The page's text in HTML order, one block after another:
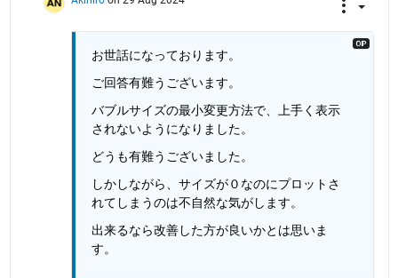
お世話になっております。
ご回答有難うございます。
バブルサイズの最小変更方法で、上手く表示
されないようになりました。
どうも有難うございました。
しかしながら、サイズが０なのにプロットさ
れてしまうのは不自然な気がします。
出来るなら改善した方が良いかとは思いま
す。